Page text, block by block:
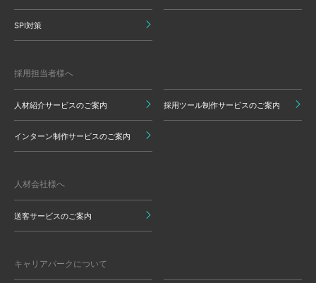
SPI対策
採用担当者様へ
人材紹介サービスのご案内 採用ツール制作サービスのご案内
インターン制作サービスのご案内
人材会社様へ
送客サービスのご案内
キャリアパークについて